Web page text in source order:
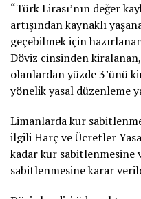
“Türk Lirası’nın değer
artışından kaynaklı
geçebilmek için
Döviz cinsinden
olanlardan yüzde 3’ünü
yönelik yasal düzenleme
Limanlarda kur
ilgili Harç ve Ücretler
kadar kur
sabitlenmesine karar